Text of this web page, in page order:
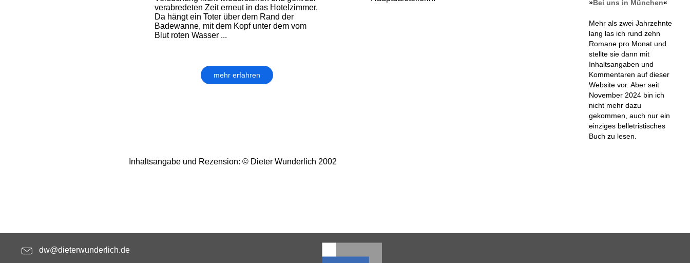
verabredeten Zeit erneut in das Hotelzimmer.
Da hängt ein Toter über dem Rand der
Badewanne, mit dem Kopf unter dem vom
Blut roten Wasser ...
mehr erfahren
Inhaltsangabe und Rezension: © Dieter Wunderlich 2002
»Bei uns in München«
Mehr als zwei Jahrzehnte
lang las ich rund zehn
Romane pro Monat und
stellte sie dann mit
Inhaltsangaben und
Kommentaren auf dieser
Website vor. Aber seit
November 2024 bin ich
nicht mehr dazu
gekommen, auch nur ein
einziges belletristisches
Buch zu lesen.
dw@dieterwunderlich.de